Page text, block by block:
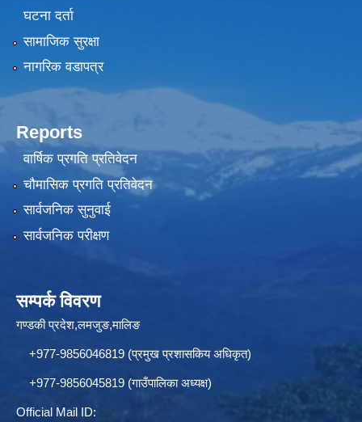
घटना दर्ता
सामाजिक सुरक्षा
नागरिक वडापत्र
Reports
वार्षिक प्रगति प्रतिवेदन
चौमासिक प्रगति प्रतिवेदन
सार्वजनिक सुनुवाई
सार्वजनिक परीक्षण
सम्पर्क विवरण
गण्डकी प्रदेश,लमजुङ,मालिङ
+977-9856046819 (प्रमुख प्रशासकिय अधिकृत)
+977-9856045819 (गाउँपालिका अध्यक्ष)
Official Mail ID: